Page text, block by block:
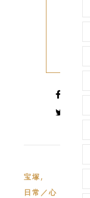
宝塚,
日常／心